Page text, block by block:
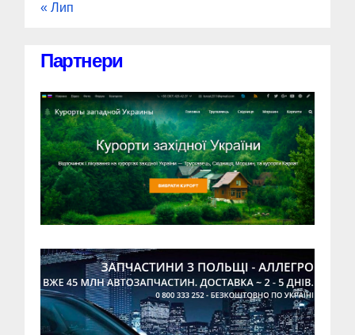
« Лип
Партнери